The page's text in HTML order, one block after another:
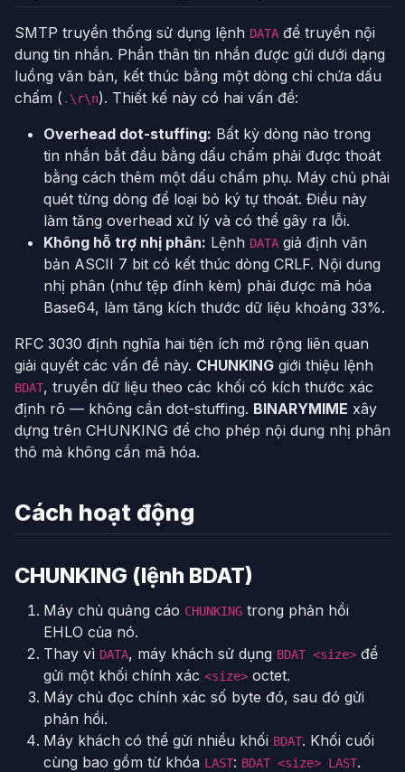
SMTP truyền thống sử dụng lệnh DATA để truyền nội
dung tin nhắn. Phần thân tin nhắn được gửi dưới dạng
luồng văn bản, kết thúc bằng một dòng chỉ chứa dấu
chấm ( .\r\n). Thiết kế này có hai vấn đề:
Overhead dot-stuffing: Bất kỳ dòng nào trong
tin nhắn bắt đầu bằng dấu chấm phải được thoát
bằng cách thêm một dấu chấm phụ. Máy chủ phải
quét từng dòng để loại bỏ ký tự thoát. Điều này
làm tăng overhead xử lý và có thể gây ra lỗi.
Không hỗ trợ nhị phân: Lệnh DATA giả định văn
bản ASCII 7 bit có kết thúc dòng CRLF. Nội dung
nhị phân (như tệp đính kèm) phải được mã hóa
Base64, làm tăng kích thước dữ liệu khoảng 33%.
RFC 3030 định nghĩa hai tiện ích mở rộng liên quan
giải quyết các vấn đề này. CHUNKING giới thiệu lệnh
BDAT, truyền dữ liệu theo các khối có kích thước xác
định rõ — không cần dot-stuffing. BINARYMIME xây
dựng trên CHUNKING để cho phép nội dung nhị phân
thô mà không cần mã hóa.
Cách hoạt động
CHUNKING (lệnh BDAT)
Máy chủ quảng cáo CHUNKING trong phản hồi
EHLO của nó.
Thay vì DATA, máy khách sử dụng BDAT <size> để
gửi một khối chính xác <size> octet.
Máy chủ đọc chính xác số byte đó, sau đó gửi
phản hồi.
Máy khách có thể gửi nhiều khối BDAT. Khối cuối
cùng bao gồm từ khóa LAST: BDAT <size> LAST.